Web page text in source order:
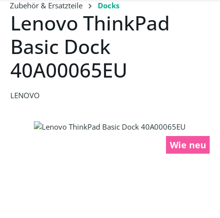
Zubehör & Ersatzteile Docks
Lenovo ThinkPad
Basic Dock
40A00065EU
LENOVO
Bildergalerie überspringen
Wie neu